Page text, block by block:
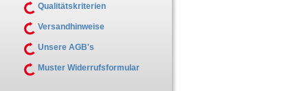
Qualitätskriterien
Versandhinweise
Unsere AGB's
Muster Widerrufsformular